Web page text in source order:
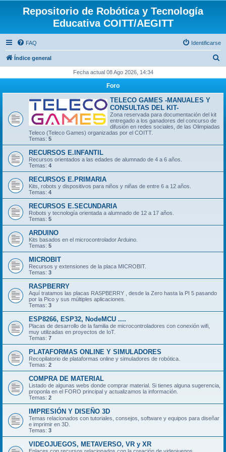
Repositorio de Robótica y Tecnología
Educativa COITT/AEGITT
FAQ Identificarse
Índice general
c
Fecha actual 08 Ago 2026, 14:34
Foro
TELECO GAMES -MANUALES Y
CONSULTAS DEL KIT-
Zona reservada para documentación del kit
entregado a los ganadores del concurso de
difusión en redes sociales, de las Olimpiadas
Teleco (Teleco Games) organizadas por el COITT.
Temas: 5
RECURSOS E.INFANTIL
Recursos orientados a las edades de alumnado de 4 a 6 años.
Temas: 4
RECURSOS E.PRIMARIA
Kits, robots y dispositivos para niños y niñas de entre 6 a 12 años.
Temas: 4
RECURSOS E.SECUNDARIA
Robots y tecnología orientada a alumnado de 12 a 17 años.
Temas: 5
ARDUINO
Kits basados en el microcontrolador Arduino.
Temas: 5
MICROBIT
Recursos y extensiones de la placa MICROBIT.
Temas: 3
RASPBERRY
Aquí tratamos las placas RASPBERRY , desde la Zero hasta la PI 5 pasando
por la Pico y sus múltiples aplicaciones.
Temas: 3
ESP8266, ESP32, NodeMCU ....
Placas de desarrollo de la familia de microcontroladores con conexión wifi,
muy utilizadas en proyectos de IoT.
Temas: 7
PLATAFORMAS ONLINE Y SIMULADORES
Recopilatorio de plataformas online y simuladores de robótica.
Temas: 2
COMPRA DE MATERIAL
Listado de algunas webs donde comprar material. Si tienes alguna sugerencia,
proponla en el FORO principal y actualizamos la información.
Temas: 2
IMPRESIÓN Y DISEÑO 3D
Temas relacionados con tutoriales, consejos, software y equipos para diseñar
e imprimir en 3D.
Temas: 3
VIDEOJUEGOS, METAVERSO, VR y XR